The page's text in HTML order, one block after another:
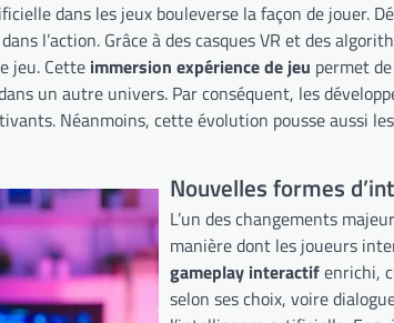
dans les jeux bouleverse la façon de jouer.
l’action. Grâce à des casques VR et des
jeu. Cette immersion expérience de jeu permet
un autre univers. Par conséquent, les
Néanmoins, cette évolution pousse aussi
Nouvelles formes
L’un des changements
manière dont les joueurs
gameplay interactifenrichi,
selon ses choix, voire